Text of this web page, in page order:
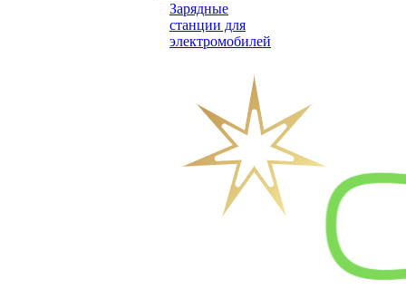
Зарядные
станции для
электромобилей